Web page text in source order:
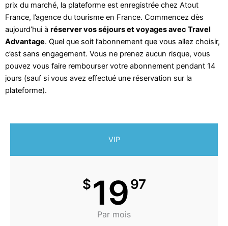
prix du marché, la plateforme est enregistrée chez Atout
France, l’agence du tourisme en France. Commencez dès
aujourd’hui à réserver vos séjours et voyages avec Travel
Advantage. Quel que soit l’abonnement que vous allez choisir,
c’est sans engagement. Vous ne prenez aucun risque, vous
pouvez vous faire rembourser votre abonnement pendant 14
jours (sauf si vous avez effectué une réservation sur la
plateforme).
VIP
$1997
Par mois